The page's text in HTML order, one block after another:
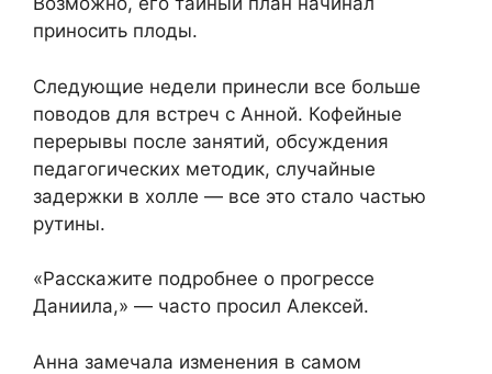
приносить плоды.
Следующие недели принесли все больше
поводов для встреч с Анной. Кофейные
перерывы после занятий, обсуждения
педагогических методик, случайные
задержки в холле — все это стало частью
рутины.
«Расскажите подробнее о прогрессе
Даниила,» — часто просил Алексей.
Анна замечала изменения в самом